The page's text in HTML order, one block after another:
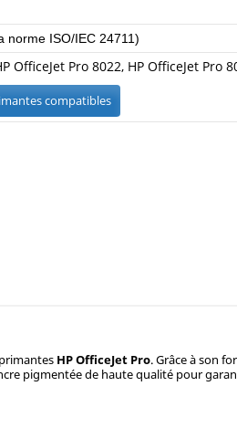
norme ISO/IEC 24711)
OfficeJet Pro 8022, HP OfficeJet Pro
compatibles
HP OfficeJet Pro. Grâce à son
pigmentée de haute qualité pour